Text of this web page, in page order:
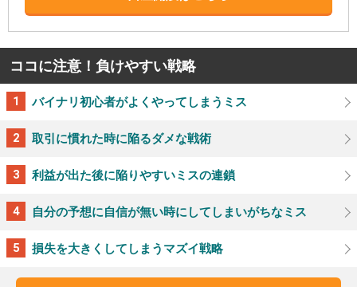
ココに注意！負けやすい戦略
バイナリ初心者がよくやってしまうミス
取引に慣れた時に陥るダメな戦術
利益が出た後に陥りやすいミスの連鎖
自分の予想に自信が無い時にしてしまいがちなミス
損失を大きくしてしまうマズイ戦略